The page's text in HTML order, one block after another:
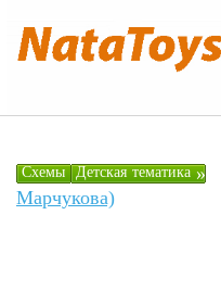
Схемы »
Детская тематика
Марчукова)